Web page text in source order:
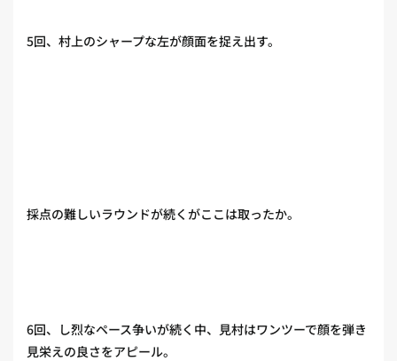
5回、村上のシャープな左が顔面を捉え出す。
採点の難しいラウンドが続くがここは取ったか。
6回、し烈なペース争いが続く中、見村はワンツーで顔を弾き
見栄えの良さをアピール。